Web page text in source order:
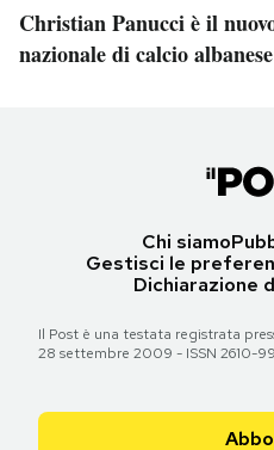
Christian Panucci è il
nazionale di calcio albanese
Chi siamo
Gestisci le
Dichiarazione
Il Post è una testata registrata
28 settembre 2009 - ISSN 2610-